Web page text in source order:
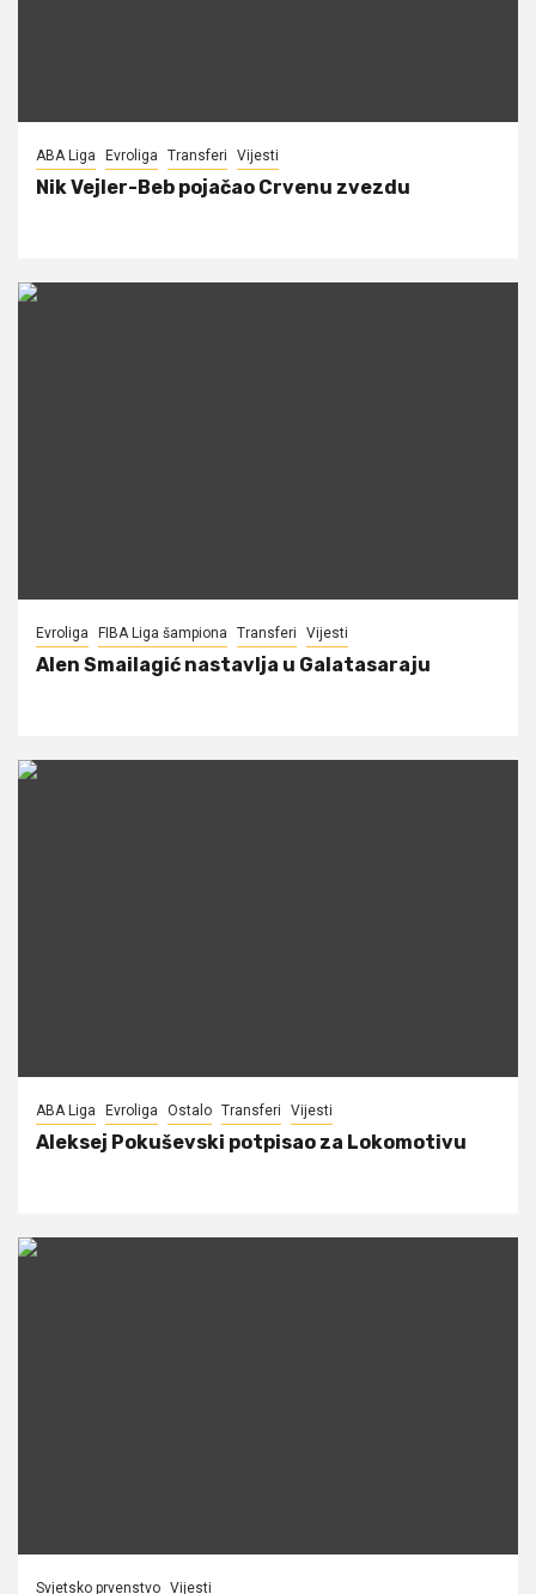
ABA Liga Evroliga Transferi Vijesti
Nik Vejler-Beb pojačao Crvenu zvezdu
Evroliga FIBA Liga šampiona Transferi Vijesti
Alen Smailagić nastavlja u Galatasaraju
ABA Liga Evroliga Ostalo Transferi Vijesti
Aleksej Pokuševski potpisao za Lokomotivu
Svjetsko prvenstvo Vijesti